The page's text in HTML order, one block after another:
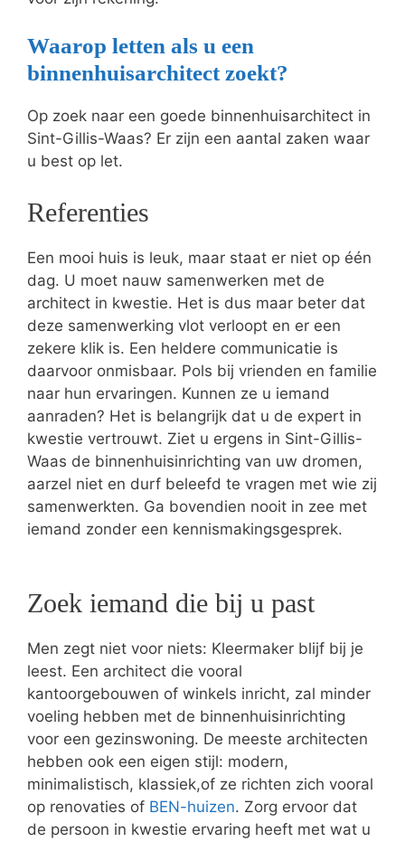
Waarop letten als u een
binnenhuisarchitect zoekt?
Op zoek naar een goede binnenhuisarchitect in
Sint-Gillis-Waas? Er zijn een aantal zaken waar
u best op let.
Referenties
Een mooi huis is leuk, maar staat er niet op één
dag. U moet nauw samenwerken met de
architect in kwestie. Het is dus maar beter dat
deze samenwerking vlot verloopt en er een
zekere klik is. Een heldere communicatie is
daarvoor onmisbaar. Pols bij vrienden en familie
naar hun ervaringen. Kunnen ze u iemand
aanraden? Het is belangrijk dat u de expert in
kwestie vertrouwt. Ziet u ergens in Sint-Gillis-
Waas de binnenhuisinrichting van uw dromen,
aarzel niet en durf beleefd te vragen met wie zij
samenwerkten. Ga bovendien nooit in zee met
iemand zonder een kennismakingsgesprek.
Zoek iemand die bij u past
Men zegt niet voor niets: Kleermaker blijf bij je
leest. Een architect die vooral
kantoorgebouwen of winkels inricht, zal minder
voeling hebben met de binnenhuisinrichting
voor een gezinswoning. De meeste architecten
hebben ook een eigen stijl: modern,
minimalistisch, klassiek,of ze richten zich vooral
op renovaties of BEN-huizen. Zorg ervoor dat
de persoon in kwestie ervaring heeft met wat u